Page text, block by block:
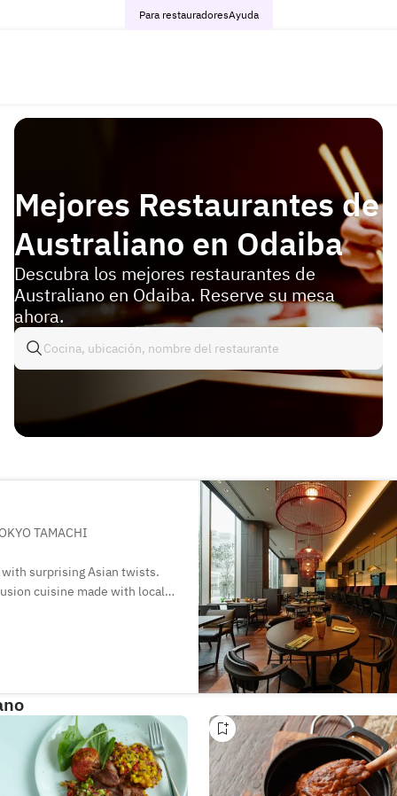
Para restauradoresAyuda
Mejores Restaurantes de
Australiano en Odaiba
Descubra los mejores restaurantes de
Australiano en Odaiba. Reserve su mesa
ahora.
TAMACHI
surprising Asian twists.
cuisine made with local